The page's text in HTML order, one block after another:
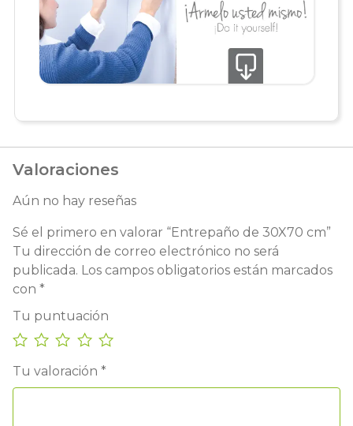
Valoraciones
Aún no hay reseñas
Sé el primero en valorar “Entrepaño de 30X70 cm”
Tu dirección de correo electrónico no será
publicada. Los campos obligatorios están marcados
con *
Tu puntuación
Tu valoración *